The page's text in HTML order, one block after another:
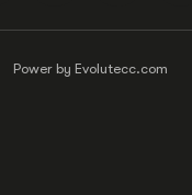
Power by Evolutecc.com